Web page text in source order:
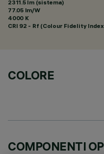
2311.5 lm (sistema)
77.05 lm/W
4000 K
CRI 92 - Rf (Colour Fidelity
COLORE
COMPONENTI